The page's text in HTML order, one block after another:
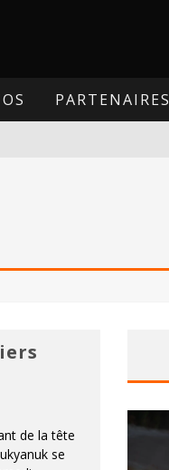
PARTENAIRES
de la tête
se